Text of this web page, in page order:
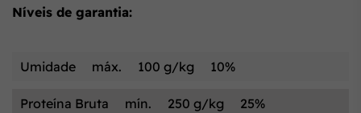
Níveis de garantia:
Umidade máx. 100 g/kg 10%
Proteína Bruta mín. 250 g/kg 25%